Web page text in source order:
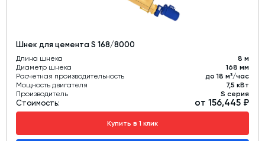
Шнек для цемента S 168/8000
Длина шнека
8 м
Диаметр шнека
168 мм
Расчетная производительность
до 18 м³/час
Мощность двигателя
7,5 кВт
Производитель
S серия
Стоимость: от 156,445 ₽
Купить в 1 клик